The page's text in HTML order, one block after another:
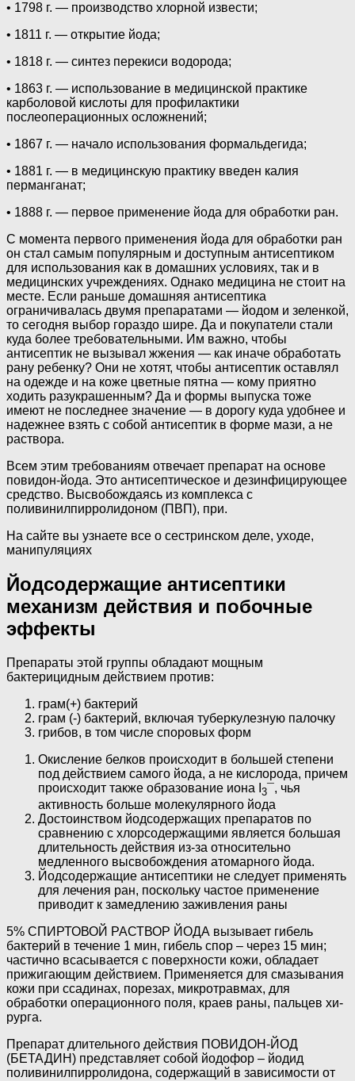
• 1798 г. — производство хлорной извести;
• 1811 г. — открытие йода;
• 1818 г. — синтез перекиси водорода;
• 1863 г. — использование в медицинской практике
карболовой кислоты для профилактики
послеоперационных осложнений;
• 1867 г. — начало использования формальдегида;
• 1881 г. — в медицинскую практику введен калия
перманганат;
• 1888 г. — первое применение йода для обработки ран.
С момента первого применения йода для обработки ран
он стал самым популярным и доступным антисептиком
для использования как в домашних условиях, так и в
медицинских учреждениях. Однако медицина не стоит на
месте. Если раньше домашняя антисептика
ограничивалась двумя препаратами — йодом и зеленкой,
то сегодня выбор гораздо шире. Да и покупатели стали
куда более требовательными. Им важно, чтобы
антисептик не вызывал жжения — как иначе обработать
рану ребенку? Они не хотят, чтобы антисептик оставлял
на одежде и на коже цветные пятна — кому приятно
ходить разукрашенным? Да и формы выпуска тоже
имеют не последнее значение — в дорогу куда удобнее и
надежнее взять с собой антисептик в форме мази, а не
раствора.
Всем этим требованиям отвечает препарат на основе
повидон-йода. Это антисептическое и дезинфицирующее
средство. Высвобождаясь из комплекса с
поливинилпирролидоном (ПВП), при.
На сайте вы узнаете все о сестринском деле, уходе,
манипуляциях
Йодсодержащие антисептики
механизм действия и побочные
эффекты
Препараты этой группы обладают мощным
бактерицидным действием против:
грам(+) бактерий
грам (-) бактерий, включая туберкулезную палочку
грибов, в том числе споровых форм
Окисление белков происходит в большей степени
под действием самого йода, а не кислорода, причем
происходит также образование иона I 3¯, чья
активность больше молекулярного йода
Достоинством йодсодержащих препаратов по
сравнению с хлорсодержащими является большая
длительность действия из-за относительно
медленного высвобождения атомарного йода.
Йодсодержащие антисептики не следует применять
для лечения ран, поскольку частое применение
приводит к замедлению заживления раны
5% СПИРТОВОЙ РАСТВОР ЙОДА вызывает гибель
бактерий в течение 1 мин, гибель спор – через 15 мин;
частично всасывается с поверхности кожи, обладает
прижигающим действием. Приме­няется для смазывания
кожи при ссадинах, порезах, микротрав­мах, для
обработки операционного поля, краев раны, пальцев хи­
рурга.
Препарат длительного действия ПОВИДОН-ЙОД
(БЕТАДИН) представляет собой йодофор – йодид
поливинилпирролидона, содержащий в зависимости от